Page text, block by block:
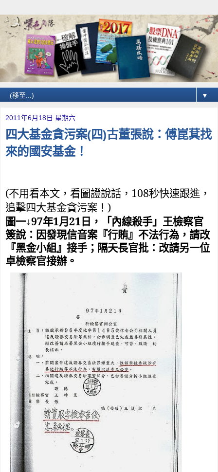
▼
2011年6月18日 星期六
四大基金貪污案(四)古董張說：傅崑萁找
來的國安基金！
(不用看本文，看圖證說話， 108秒快速跟進，
追擊四大基金貪污案！ )
圖一↓97年1月 21 日，「內線殺手」王檢察官
簽說：因發現信音案『行賄』不法行為，請改
『黑金小組』接手；隔天長官批：改請另一位
卓檢察官接辦。